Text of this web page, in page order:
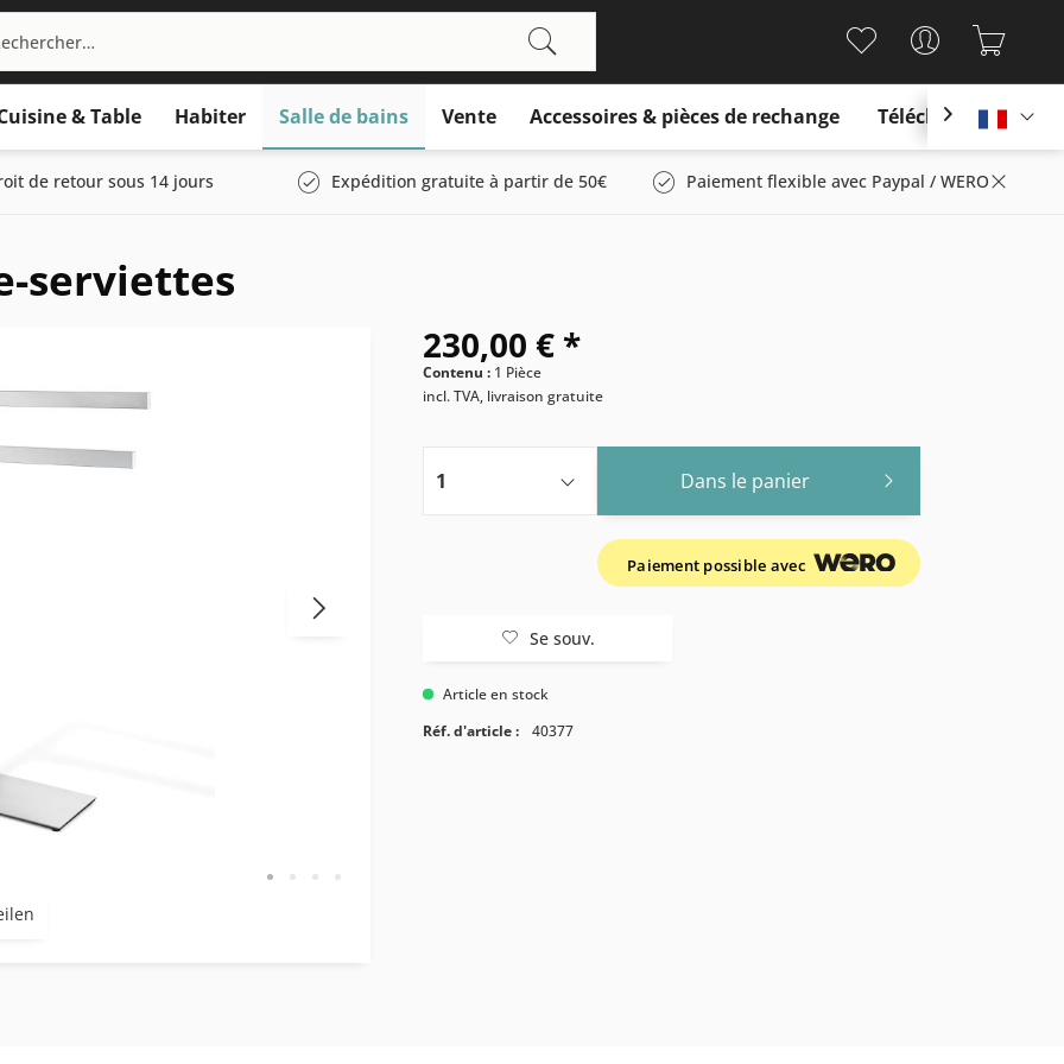
& Table Habiter Salle de bains Vente Accessoires & pièces de rechange Télécharger

de retour sous 14 jours Expédition gratuite à partir de 50€ Paiement flexible avec Paypal / WERO
serviettes
230,00 € *
Contenu : 1 Pièce
incl. TVA, livraison gratuite
Dans le panier
Paiement possible avec
Se souv.
Article en stock
Réf. d'article :
40377